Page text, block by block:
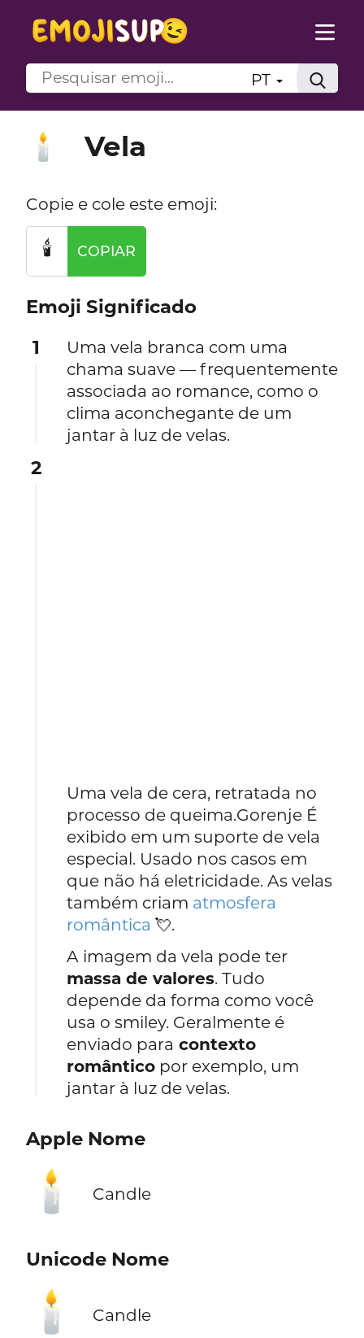
PT
🕯️ Vela
Copie e cole este emoji:
🕯️ COPIAR
Emoji Significado
1
Uma vela branca com uma
chama suave — frequentemente
associada ao romance, como o
clima aconchegante de um
jantar à luz de velas.
2
Uma vela de cera, retratada no
processo de queima.Gorenje É
exibido em um suporte de vela
especial. Usado nos casos em
que não há eletricidade. As velas
também criam atmosfera
romântica 💘.
A imagem da vela pode ter
massa de valores. Tudo
depende da forma como você
usa o smiley. Geralmente é
enviado para contexto
romântico por exemplo, um
jantar à luz de velas.
Apple Nome
🕯️ Candle
Unicode Nome
🕯️ Candle